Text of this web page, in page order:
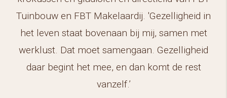
Tuinbouw en FBT Makelaardij. 'Gezelligheid in
het leven staat bovenaan bij mij, samen met
werklust. Dat moet samengaan. Gezelligheid
daar begint het mee, en dan komt de rest
vanzelf.’